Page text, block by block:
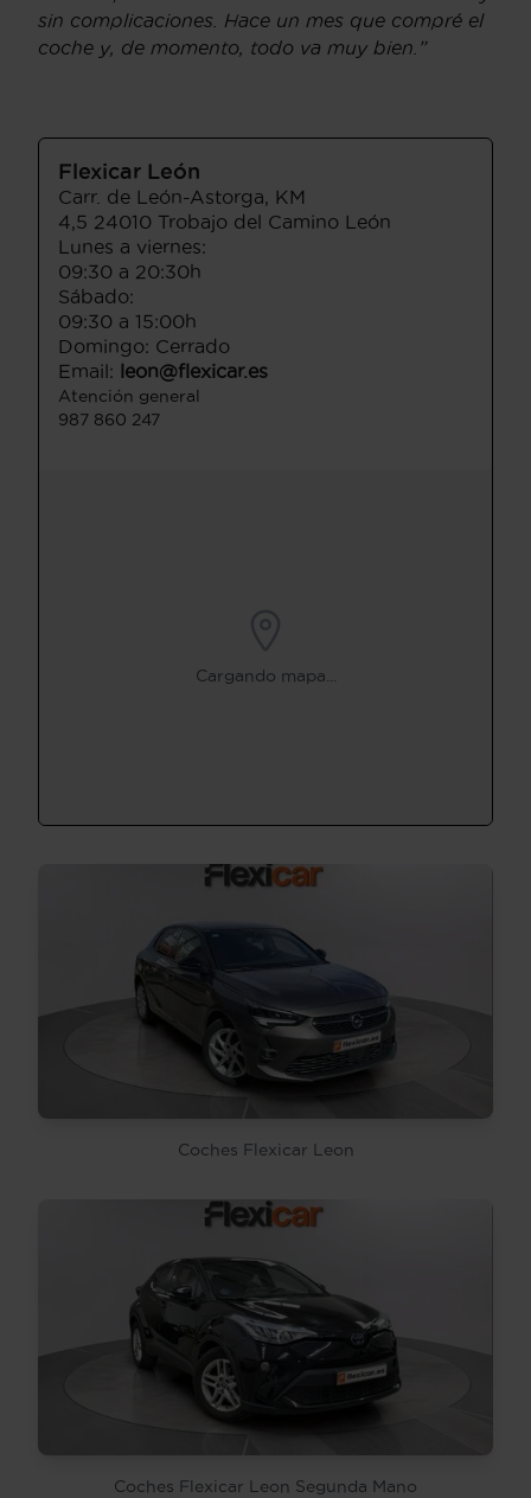
sin complicaciones. Hace un mes que compré el
coche y, de momento, todo va muy bien.”
Flexicar León
Carr. de León-Astorga, KM
4,5 24010 Trobajo del Camino León
Lunes a viernes:
09:30 a 20:30h
Sábado:
09:30 a 15:00h
Domingo: Cerrado
Email: leon@flexicar.es
Atención general
987 860 247
Cargando mapa...
Coches Flexicar Leon
Coches Flexicar Leon Segunda Mano